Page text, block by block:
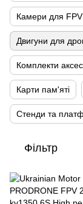
Камери для FPV
Двигуни для
Комплекти
Карти пам'яті
Стенди та
Фільтр